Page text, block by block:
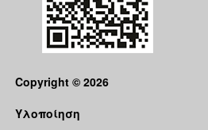
Copyright © 2026
Υλοποίηση